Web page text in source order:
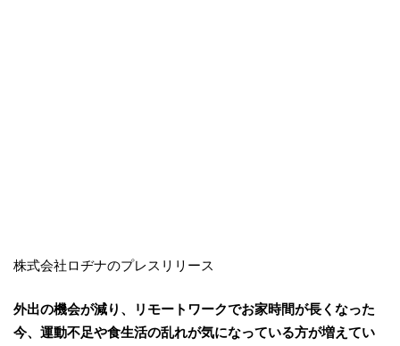
株式会社ロヂナのプレスリリース
外出の機会が減り、リモートワークでお家時間が長くなった
今、運動不足や食生活の乱れが気になっている方が増えてい